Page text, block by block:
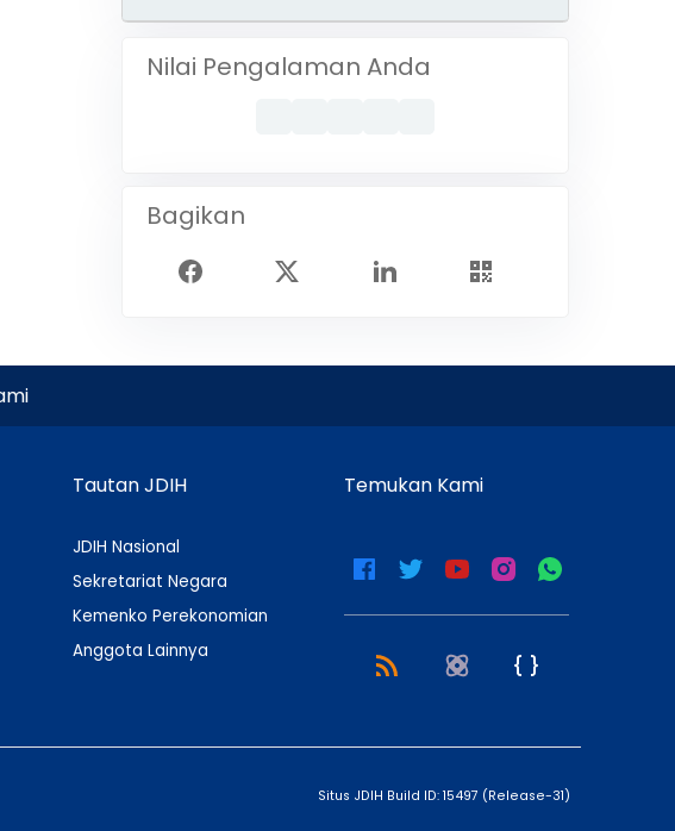
Nilai Pengalaman Anda
Bagikan
Tautan JDIH
JDIH Nasional
Sekretariat Negara
Kemenko Perekonomian
Anggota Lainnya
Temukan Kami
Situs JDIH Build ID: 15497 (Release-31)